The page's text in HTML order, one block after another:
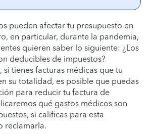
pueden afectar tu presupuesto en
en particular, durante la pandemia,
quieren saber lo siguiente: ¿Los
deducibles de impuestos?
tienes facturas médicas que tu
su totalidad, es posible que puedas
para reducir tu factura de
qué gastos médicos son
si calificas para esta
reclamarla.